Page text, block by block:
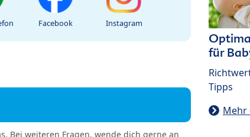
Facebook Instagram
Bei weiteren Fragen, wende dich gerne an
für
Tipps
Mehr